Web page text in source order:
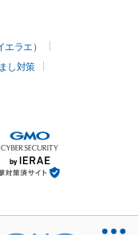
ラエ）
し対策